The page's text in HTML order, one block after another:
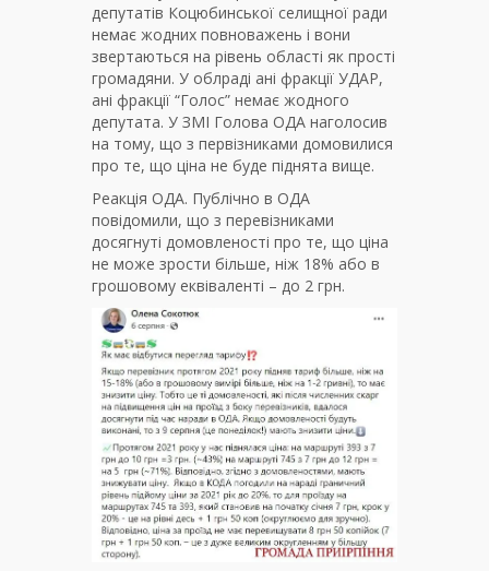
депутатів Коцюбинської селищної ради
немає жодних повноважень і вони
звертаються на рівень області як прості
громадяни. У облраді ані фракції УДАР,
ані фракції “Голос” немає жодного
депутата. У ЗМІ Голова ОДА наголосив
на тому, що з первізниками домовилися
про те, що ціна не буде піднята вище.
Реакція ОДА. Публічно в ОДА
повідомили, що з перевізниками
досягнуті домовленості про те, що ціна
не може зрости більше, ніж 18% або в
грошовому еквіваленті – до 2 грн.